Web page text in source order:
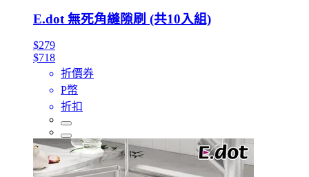
E.dot 無死角縫隙刷 (共10入組)
$279
$718
折價券
P幣
折扣